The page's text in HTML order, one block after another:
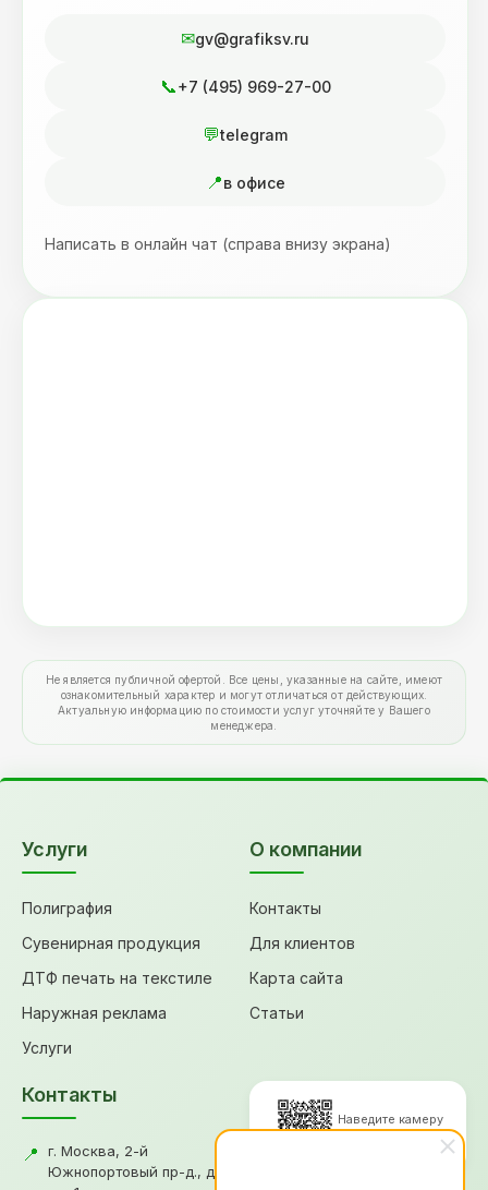
gv@grafiksv.ru
+7 (495) 969-27-00
telegram
в офисе
Написать в онлайн чат (справа внизу экрана)
Не является публичной офертой. Все цены, указанные на сайте, имеют
ознакомительный характер и могут отличаться от действующих.
Актуальную информацию по стоимости услуг уточняйте у Вашего
менеджера.
Услуги
Полиграфия
Сувенирная продукция
ДТФ печать на текстиле
Наружная реклама
Услуги
О компании
Контакты
Для клиентов
Карта сайта
Статьи
Контакты
📍
г. Москва, 2-й
Южнопортовый пр-д., д.18,
Наведите камеру
для перехода